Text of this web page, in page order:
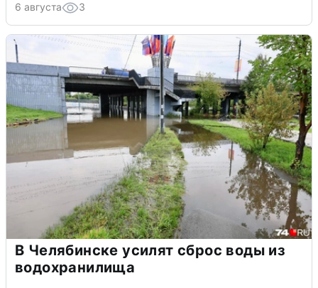
6 августа 3
В Челябинске усилят сброс воды из
водохранилища